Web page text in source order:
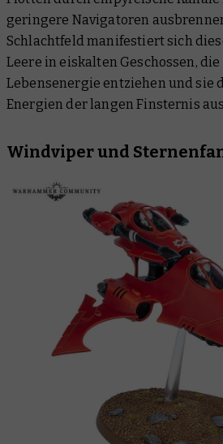
geringere Navigatoren
Schlachtfeld manifestiert sich
Leere in eiskalten Geschossen,
Lebensenergie entziehen und sie
Energien der langen Finsternis
Windviper und